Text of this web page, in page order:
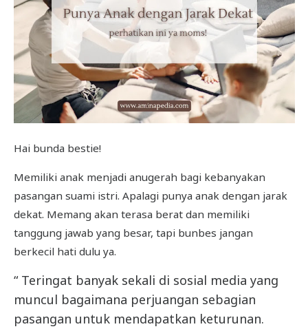
Hai bunda bestie!
Memiliki anak menjadi anugerah bagi kebanyakan
pasangan suami istri. Apalagi punya anak dengan jarak
dekat. Memang akan terasa berat dan memiliki
tanggung jawab yang besar, tapi bunbes jangan
berkecil hati dulu ya.
“ Teringat banyak sekali di sosial media yang
muncul bagaimana perjuangan sebagian
pasangan untuk mendapatkan keturunan.